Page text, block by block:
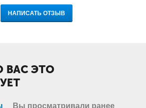
НАПИСАТЬ ОТЗЫВ
ЭТО
Вы просматривали ранее